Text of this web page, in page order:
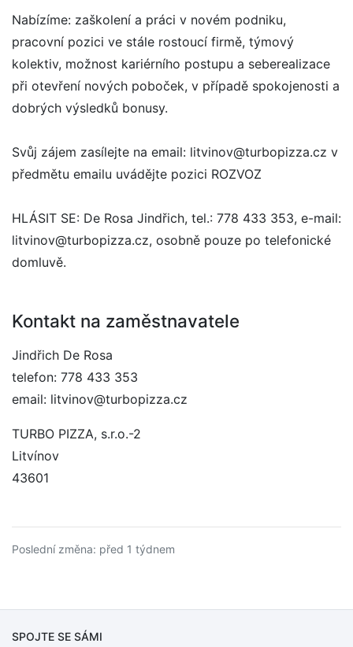
Nabízíme: zaškolení a práci v novém podniku,
pracovní pozici ve stále rostoucí firmě, týmový
kolektiv, možnost kariérního postupu a seberealizace
při otevření nových poboček, v případě spokojenosti a
dobrých výsledků bonusy.
Svůj zájem zasílejte na email: litvinov@turbopizza.cz v
předmětu emailu uvádějte pozici ROZVOZ
HLÁSIT SE: De Rosa Jindřich, tel.: 778 433 353, e-mail:
litvinov@turbopizza.cz, osobně pouze po telefonické
domluvě.
Kontakt na zaměstnavatele
Jindřich De Rosa
telefon: 778 433 353
email: litvinov@turbopizza.cz
TURBO PIZZA, s.r.o.-2
Litvínov
43601
Poslední změna: před 1 týdnem
SPOJTE SE SÁMI